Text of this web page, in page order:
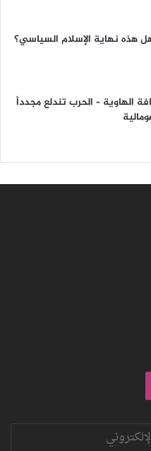
هذه نهاية الإسلام السياسي؟
الهاوية – الحرب تندلع مجدداً